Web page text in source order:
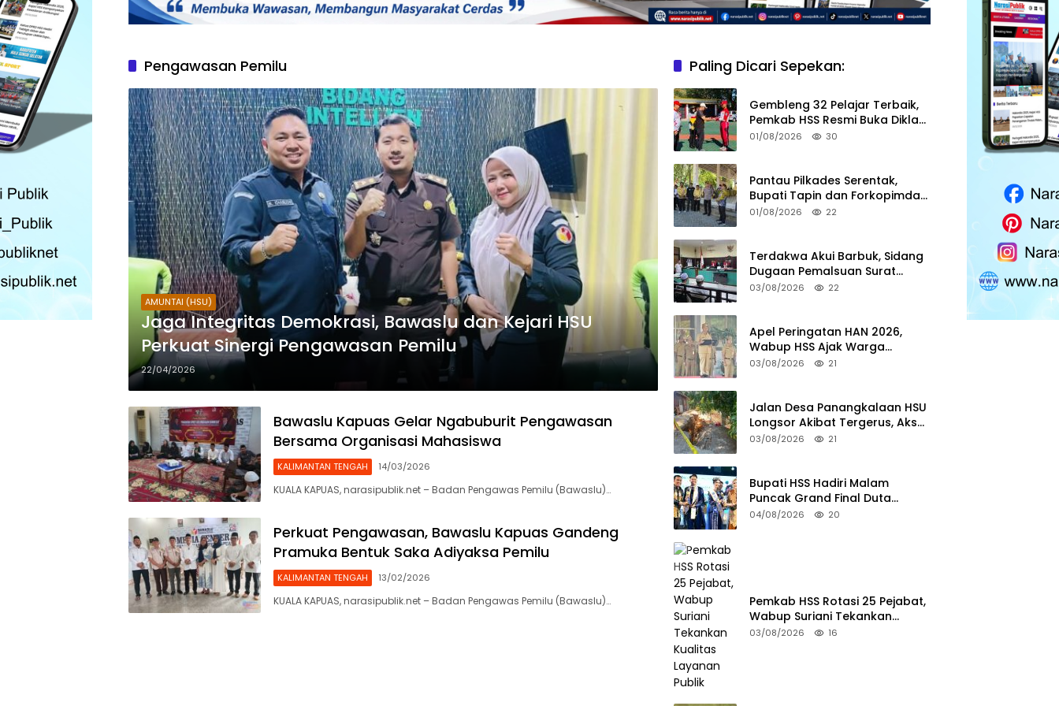
Pengawasan Pemilu
AMUNTAI (HSU)
Jaga Integritas Demokrasi, Bawaslu dan Kejari HSU
Perkuat Sinergi Pengawasan Pemilu
22/04/2026
Bawaslu Kapuas Gelar Ngabuburit Pengawasan
Bersama Organisasi Mahasiswa
KALIMANTAN TENGAH 14/03/2026
KUALA KAPUAS, narasipublik.net – Badan Pengawas Pemilu (Bawaslu)…
Perkuat Pengawasan, Bawaslu Kapuas Gandeng
Pramuka Bentuk Saka Adiyaksa Pemilu
KALIMANTAN TENGAH 13/02/2026
KUALA KAPUAS, narasipublik.net – Badan Pengawas Pemilu (Bawaslu)…
Paling Dicari Sepekan:
Gembleng 32 Pelajar Terbaik,
Pemkab HSS Resmi Buka Diklat
Paskibraka 2026
01/08/2026 30
Pantau Pilkades Serentak,
Bupati Tapin dan Forkopimda
Turun ke TPS
01/08/2026 22
Terdakwa Akui Barbuk, Sidang
Dugaan Pemalsuan Surat
Tanah di HSS Akan Berlanjut
03/08/2026 22
Apel Peringatan HAN 2026,
Wabup HSS Ajak Warga
Wujudkan Lingkungan Ramah
03/08/2026 21
Jalan Desa Panangkalaan HSU
Longsor Akibat Tergerus, Akses
Warga Putus
03/08/2026 21
Bupati HSS Hadiri Malam
Puncak Grand Final Duta
Pariwisata 2026
04/08/2026 20
Pemkab HSS Rotasi 25 Pejabat,
Wabup Suriani Tekankan
Kualitas Layanan Publik
03/08/2026 16